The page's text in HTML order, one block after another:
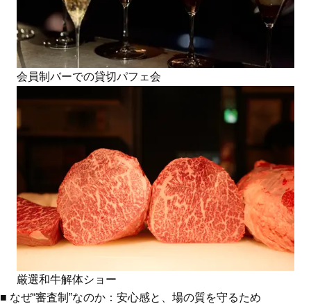
会員制バーでの貸切パフェ会
厳選和牛解体ショー
■ なぜ“審査制”なのか：安心感と、場の質を守るため